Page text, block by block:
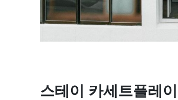
스테이 카세트플레